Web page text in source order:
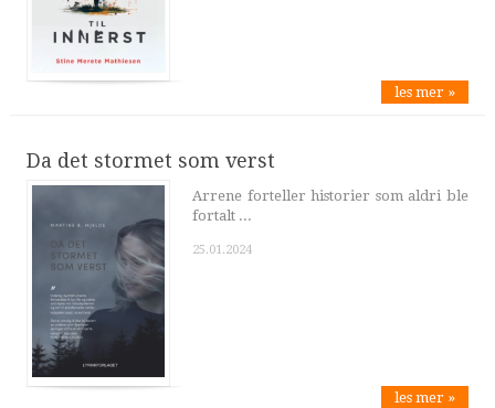
les mer »
Da det stormet som verst
Arrene forteller historier som aldri ble
fortalt ...
25.01.2024
les mer »